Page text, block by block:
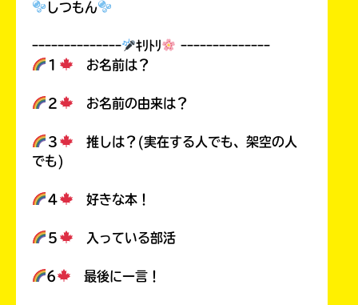
しつもん
ｰｰｰｰｰｰｰｰｰｰｰｰｰｰ ｷﾘﾄﾘ
ｰｰｰｰｰｰｰｰｰｰｰｰｰｰ
１
お名前は？
２ お名前の由来は？
３
推しは？(実在する人でも、架空の人
でも)
４ 好きな本！
５ 入っている部活
6 最後に一言！